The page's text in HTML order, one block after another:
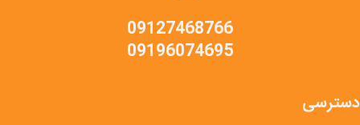
09127468766
09196074695
دسترسی